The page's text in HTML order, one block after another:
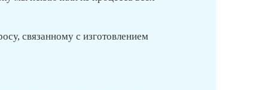
связанному с изготовлением